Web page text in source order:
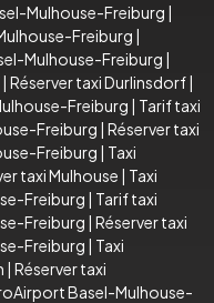
Mulhouse-Freiburg |
Freiburg |
Mulhouse-Freiburg |
| Réserver taxi Durlinsdorf|
Freiburg | Tarif taxi
Freiburg | Réserver taxi
Freiburg | Taxi
taxi Mulhouse | Taxi
Freiburg | Tarif taxi
Freiburg | Réserver taxi
Freiburg | Taxi
| Réserver taxi
Basel-Mulhouse-